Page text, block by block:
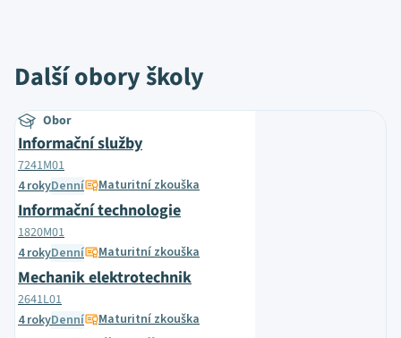
Další obory školy
Obor
Informační služby
7241M01
4 rokyDenní Maturitní zkouška
Informační technologie
1820M01
4 rokyDenní Maturitní zkouška
Mechanik elektrotechnik
2641L01
4 rokyDenní Maturitní zkouška